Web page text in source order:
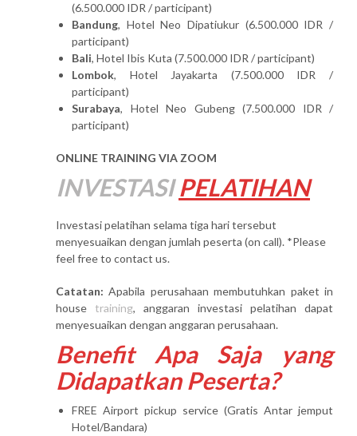
(6.500.000 IDR / participant)
Bandung, Hotel Neo Dipatiukur (6.500.000 IDR /
participant)
Bali, Hotel Ibis Kuta (7.500.000 IDR / participant)
Lombok, Hotel Jayakarta (7.500.000 IDR /
participant)
Surabaya, Hotel Neo Gubeng (7.500.000 IDR /
participant)
ONLINE TRAINING VIA ZOOM
INVESTASI PELATIHAN
Investasi pelatihan selama tiga hari tersebut
menyesuaikan dengan jumlah peserta (on call). *Please
feel free to contact us.
Catatan: Apabila perusahaan membutuhkan paket in
house training, anggaran investasi pelatihan dapat
menyesuaikan dengan anggaran perusahaan.
Benefit Apa Saja yang
Didapatkan Peserta?
FREE Airport pickup service (Gratis Antar jemput
Hotel/Bandara)